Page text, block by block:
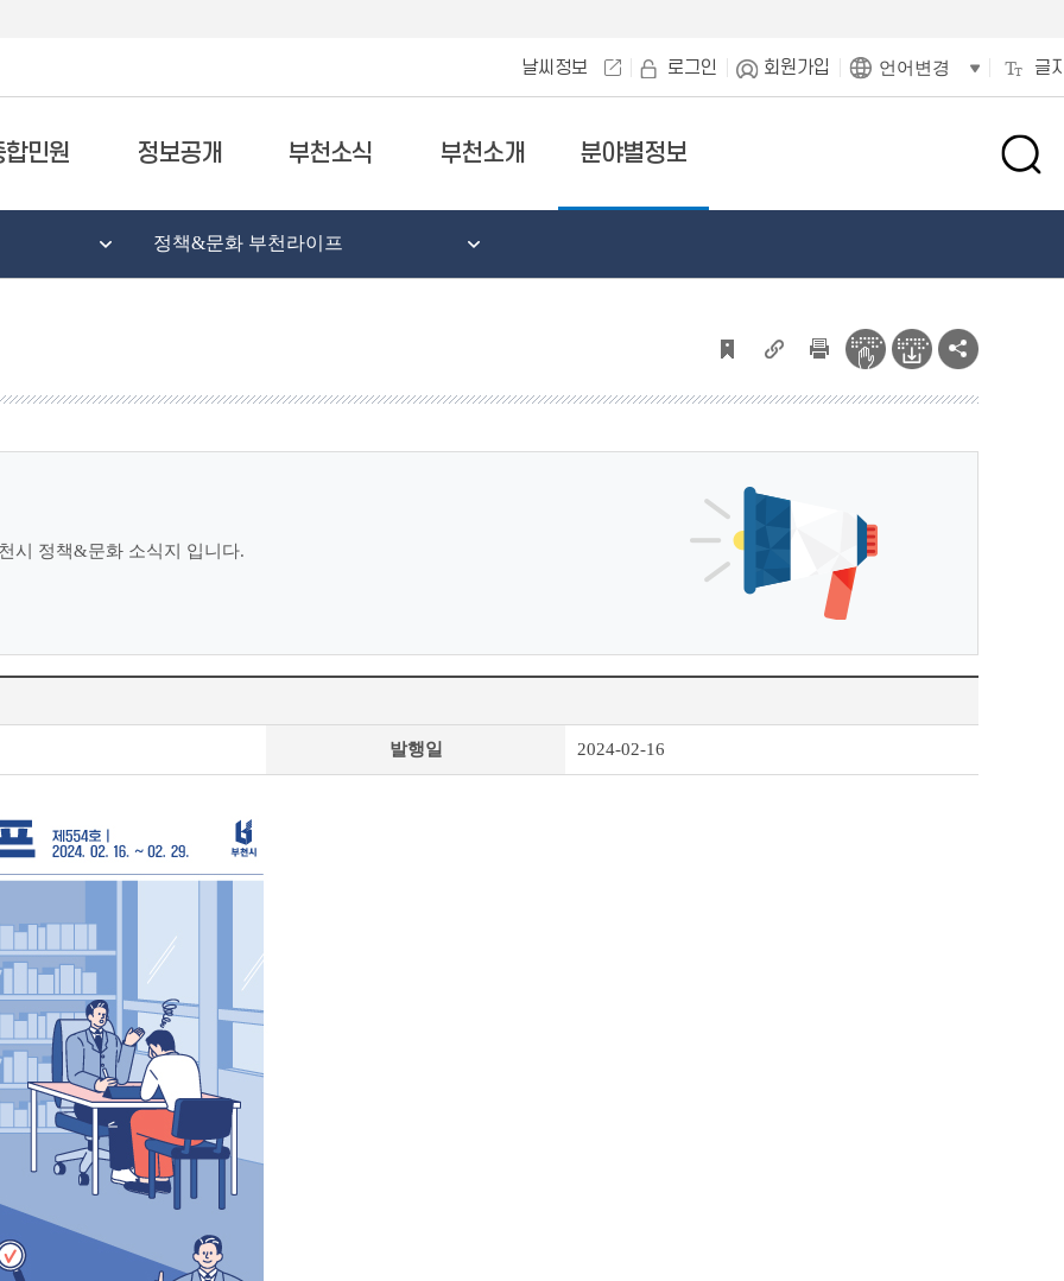
날씨정보 로그인 회원가입 언어변경 글
합민원 정보공개 부천소식 부천소개 분야별정보
검
창
정책&문화 부천라이프
시 정책&문화 소식지 입니다.
발행일 2024-02-16